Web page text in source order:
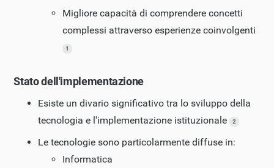
Migliore capacità di comprendere concetti
complessi attraverso esperienze coinvolgenti
1
Stato dell'implementazione
Esiste un divario significativo tra lo sviluppo della
tecnologia e l'implementazione istituzionale
2
Le tecnologie sono particolarmente diffuse in:
Informatica